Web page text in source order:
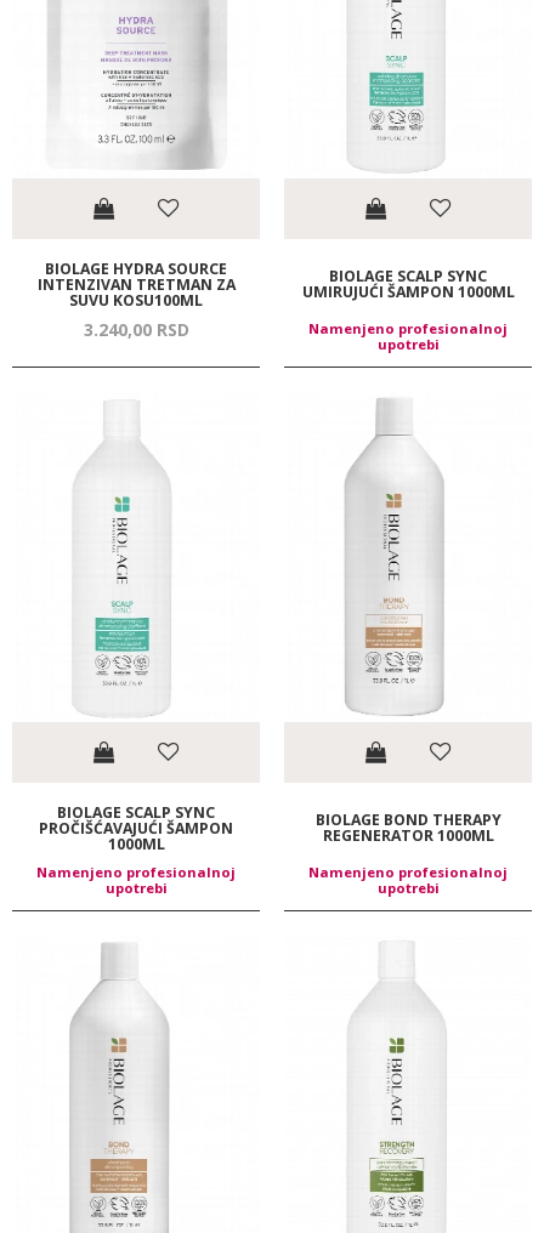
BIOLAGE HYDRA SOURCE
INTENZIVAN TRETMAN ZA
SUVU KOSU100ML
3.240,00 RSD
BIOLAGE SCALP SYNC
UMIRUJUĆI ŠAMPON 1000ML
Namenjeno profesionalnoj
upotrebi
BIOLAGE SCALP SYNC
PROČIŠĆAVAJUĆI ŠAMPON
1000ML
Namenjeno profesionalnoj
upotrebi
BIOLAGE BOND THERAPY
REGENERATOR 1000ML
Namenjeno profesionalnoj
upotrebi